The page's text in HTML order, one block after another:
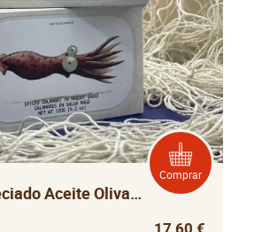
Comprar
Pulpo Especiado Aceite Oliva José Gourmet